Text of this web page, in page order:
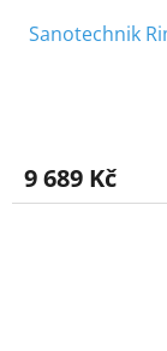
Sanotechnik
9 689 Kč